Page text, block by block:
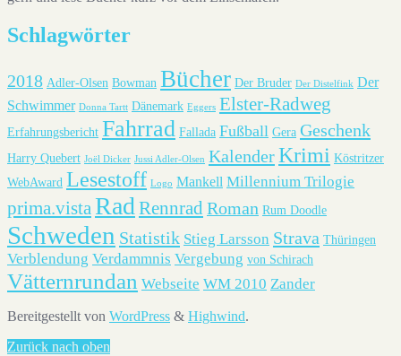
Schlagwörter
2018 Adler-Olsen Bowman Bücher Der Bruder Der Distelfink Der
Schwimmer Donna Tartt Dänemark Eggers Elster-Radweg
Erfahrungsbericht Fahrrad Fallada Fußball Gera Geschenk
Harry Quebert Joël Dicker Jussi Adler-Olsen KalenderKrimi Köstritzer
WebAward Lesestoff Logo Mankell Millennium Trilogie
prima.vistaRadRennrad Roman Rum Doodle
Schweden Statistik Stieg Larsson Strava Thüringen
Verblendung Verdammnis Vergebung von Schirach
Vätternrundan Webseite WM 2010 Zander
Bereitgestellt von WordPress & Highwind.
Zurück nach oben